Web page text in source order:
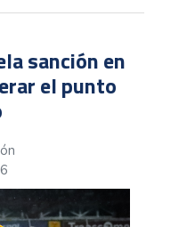
sanción en
el punto